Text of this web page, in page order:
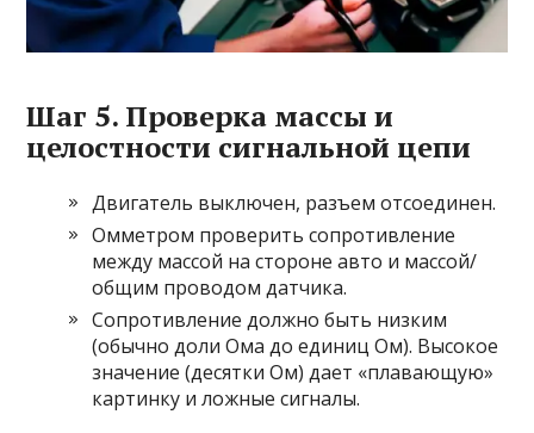
Шаг 5. Проверка массы и
целостности сигнальной цепи
Двигатель выключен, разъем отсоединен.
Омметром проверить сопротивление
между массой на стороне авто и массой/
общим проводом датчика.
Сопротивление должно быть низким
(обычно доли Ома до единиц Ом). Высокое
значение (десятки Ом) дает «плавающую»
картинку и ложные сигналы.